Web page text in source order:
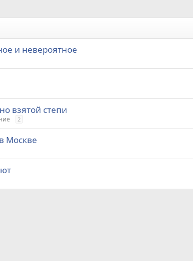
и невероятное
взятой степи
2
Москве
почта